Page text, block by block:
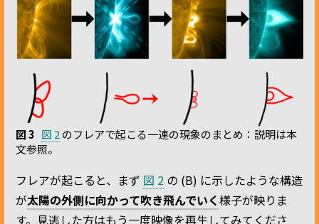
図 3 図 2のフレアで起こる一連の現象のまとめ：説明は本
文参照。
フレアが起こると、まず 図 2 の (B) に示したような構造
が太陽の外側に向かって吹き飛んでいく様子が映りま
す。見逃した方はもう一度映像を再生してみてくださ